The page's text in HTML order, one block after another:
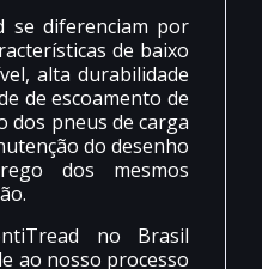
se diferenciam por
de baixo
alta durabilidade
de escoamento de
dos pneus de carga
do desenho
dos mesmos
no Brasil
ao nosso processo